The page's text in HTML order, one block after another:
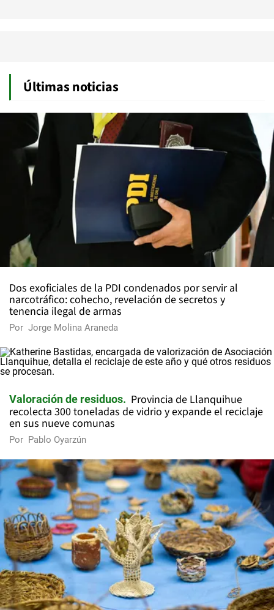
Últimas noticias
Dos exoficiales de la PDI condenados por servir al
narcotráfico: cohecho, revelación de secretos y
tenencia ilegal de armas
Por Jorge Molina Araneda
Valoración de residuos
Provincia de Llanquihue
recolecta 300 toneladas de vidrio y expande el reciclaje
en sus nueve comunas
Por Pablo Oyarzún